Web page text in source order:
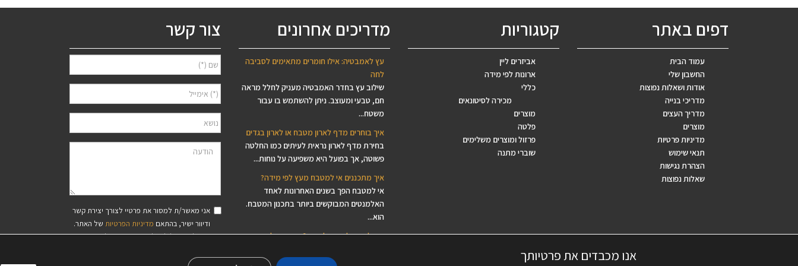
בגדים
דפים באתר
עמוד הבית
החשבון שלי
אודות ושאלות נפוצות
מדריכי בנייה
מדריך העצים
מוצרים
מדיניות פרטיות
תנאי שימוש
הצהרת נגישות
שאלות נפוצות
קטגוריות
אביזרים ליין
ארונות לפי מידה
כללי
מכירה לסיטונאים
מוצרים
פלטה
פרזול ומוצרים משלימים
שוברי מתנה
מדריכים אחרונים
עץ לאמבטיה: אילו חומרים מתאימים לסביבה
לחה
שילוב עץ בחדר האמבטיה מעניק לחלל מראה
חם, טבעי ומעוצב. ניתן להשתמש בו עבור
משטח...
איך בוחרים מדף לארון מטבח או לארון בגדים
בחירת מדף לארון נראית לעיתים כמו החלטה
פשוטה, אך בפועל היא משפיעה על נוחות...
איך מתכננים אי למטבח מעץ לפי מידה?
אי למטבח הפך בשנים האחרונות לאחד
האלמנטים המבוקשים ביותר בתכנון המטבח.
הוא...
איך לבחור לוח עץ ליצירה? המדריך לבסיסי עץ
מחפשים לוח עץ ליצירה, בסיס עץ לפסיפס,
צור קשר
אני מאשר/ת למסור את פרטיי לצורך יצירת קשר
ודיוור ישיר, בהתאם מדיניות הפרטיות של האתר.
ידוע לי שאוכל לבטל את הרישום בכל עת.
אנו מכבדים את פרטיותך